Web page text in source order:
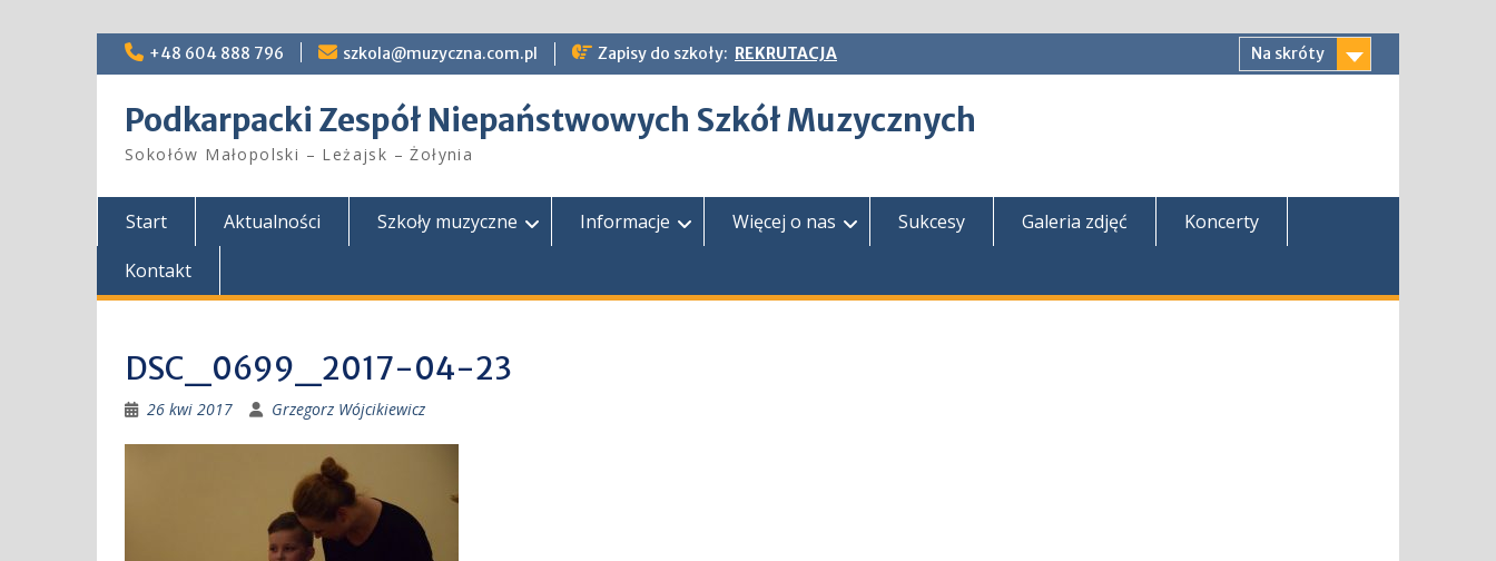
Skip
+48 604 888 796 szkola@muzyczna.com.pl Zapisy do szkoły: REKRUTACJA Na skróty
Podkarpacki Zespół Niepaństwowych Szkół Muzycznych
Sokołów Małopolski – Leżajsk – Żołynia
Start Aktualności Szkoły muzyczne Informacje Więcej o nas Sukcesy Galeria zdjęć
Koncerty
Kontakt
DSC_0699_2017-04-23
26 kwi 2017 Grzegorz Wójcikiewicz